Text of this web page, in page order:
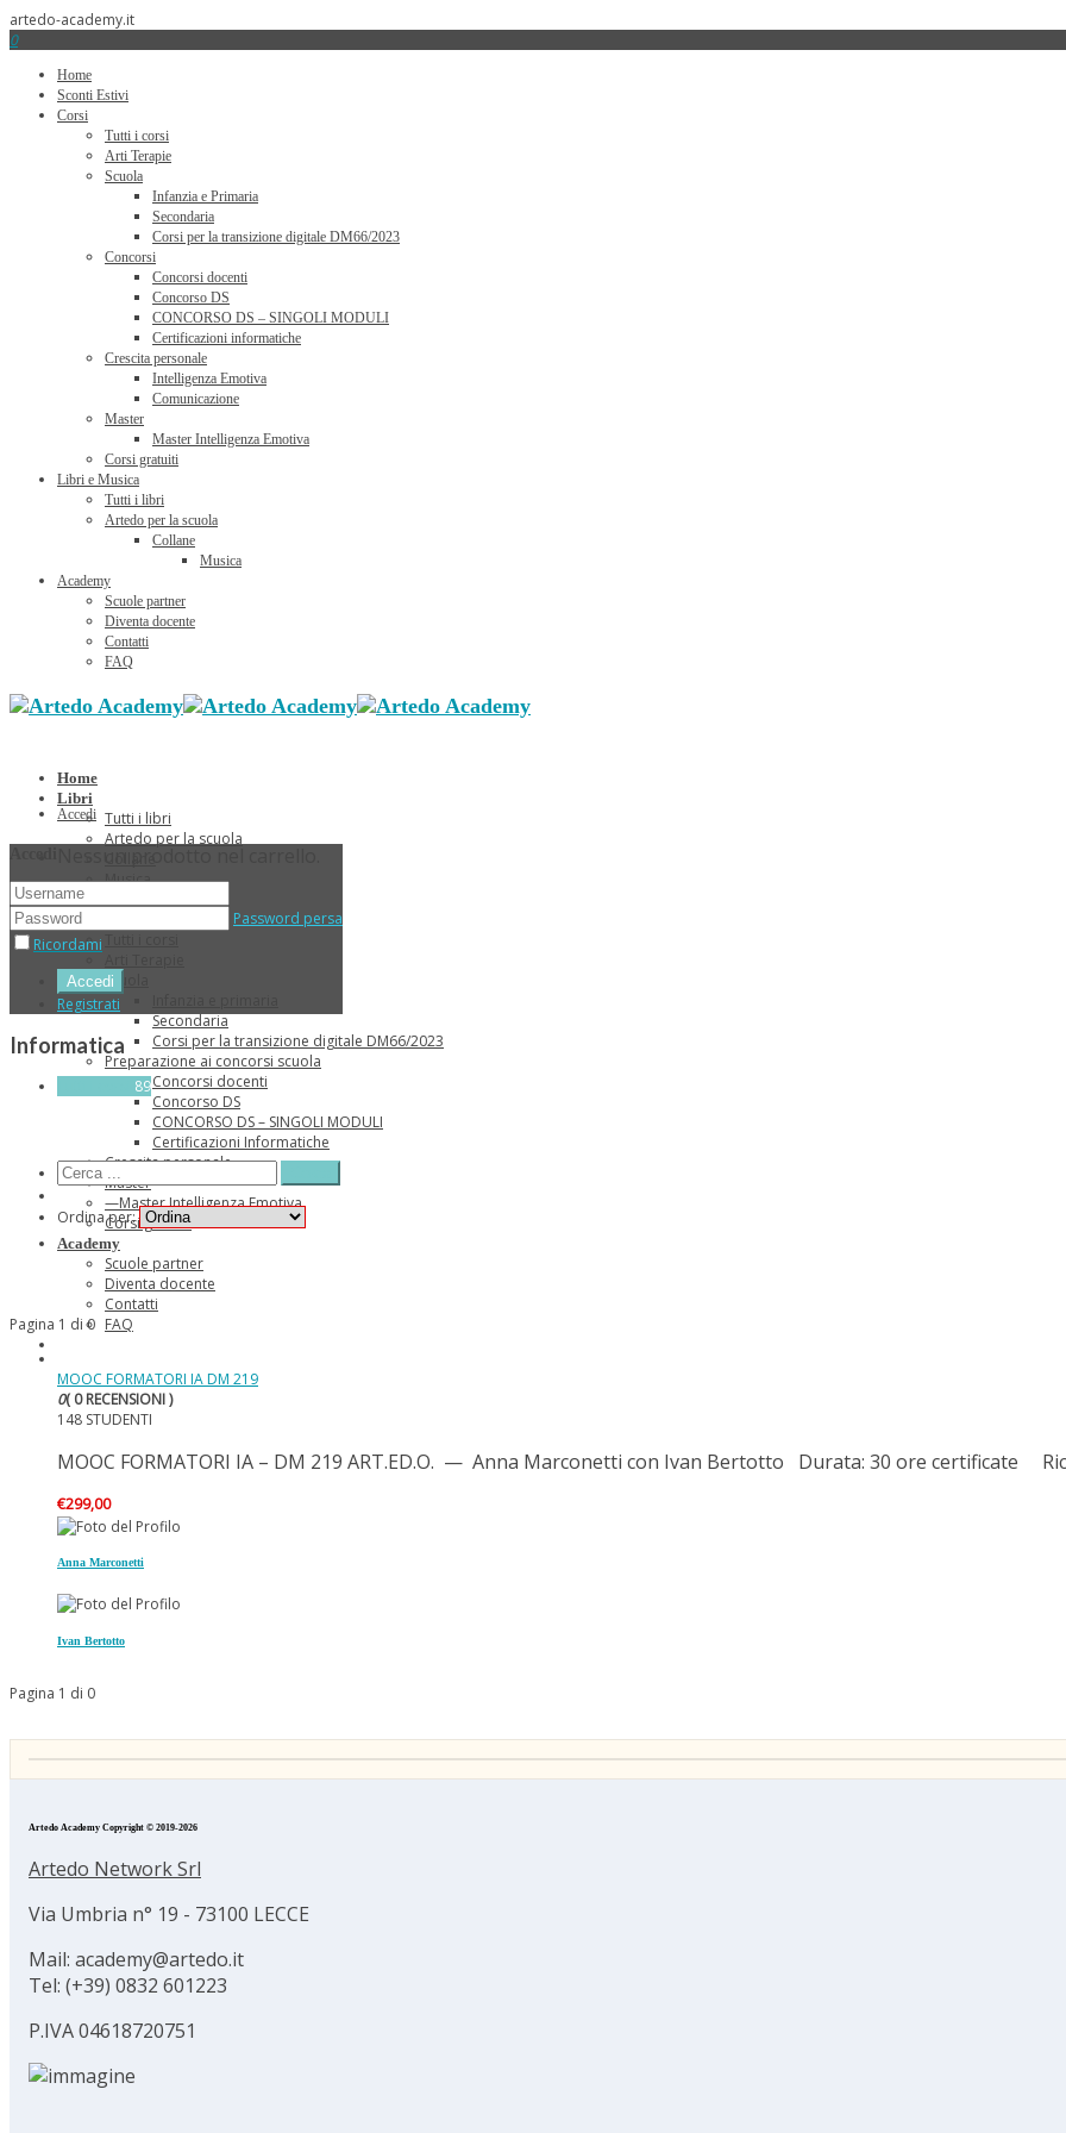
artedo-academy.it
0
Home
Sconti Estivi
Corsi
Tutti i corsi
Arti Terapie
Scuola
Infanzia e Primaria
Secondaria
Corsi per la transizione digitale DM66/2023
Concorsi
Concorsi docenti
Concorso DS
CONCORSO DS – SINGOLI MODULI
Certificazioni informatiche
Crescita personale
Intelligenza Emotiva
Comunicazione
Master
Master Intelligenza Emotiva
Corsi gratuiti
Libri e Musica
Tutti i libri
Artedo per la scuola
Collane
Musica
Academy
Scuole partner
Diventa docente
Contatti
FAQ
Home
Libri
Tutti i libri
Artedo per la scuola
Musica
Sconti Estivi
Corsi
Scuola
Secondaria
Corsi per la transizione digitale DM66/2023
Preparazione ai concorsi scuola
Concorsi docenti
Concorso DS
CONCORSO DS – SINGOLI MODULI
Certificazioni Informatiche
Crescita personale
Master
—Master Intelligenza Emotiva
Corsi gratuiti
Academy
Scuole partner
Diventa docente
Contatti
FAQ
Accedi
Password persa
Ricordami
Registrati
Informatica
89
Ordina per:
Pagina 1 di 0
MOOC FORMATORI IA DM 219
0( 0 RECENSIONI )
148 STUDENTI
MOOC FORMATORI IA – DM 219 ART.ED.O. — Anna Marconetti con Ivan Bertotto Durata: 30 ore certificate
€299,00
Anna Marconetti
Ivan Bertotto
Pagina 1 di 0
Artedo Academy Copyright © 2019-2026
Artedo Network Srl
Via Umbria n° 19 - 73100 LECCE
Mail: academy@artedo.it
Tel: (+39) 0832 601223
P.IVA 04618720751